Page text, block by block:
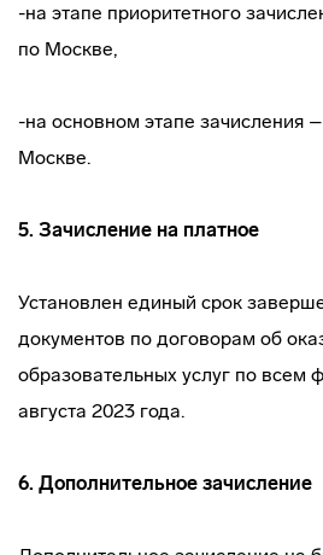
-на этапе приоритетного
по Москве,
-на основном этапе зачисления
Москве.
5. Зачисление на платное
Установлен единый срок
документов по договорам об
образовательных услуг по всем
августа 2023 года.
6. Дополнительное зачисление